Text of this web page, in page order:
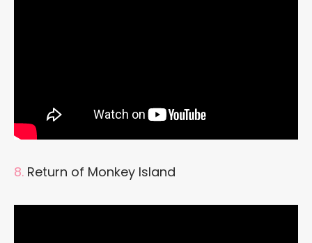
8. Return of Monkey Island